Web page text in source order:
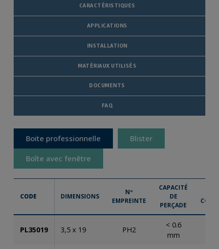
CARACTÉRISTIQUES
APPLICATIONS
INSTALLATION
MATÉRIAUX UTILISÉS
DOCUMENTS
FAQ
Boite professionnelle Blister
Boîte avec fenêtre
CODE DIMENSIONS
Nº
EMPREINTE
CAPACITÉ
DE
PERÇADE
PL35019 3,5 x 19 PH2
< 0.6
mm